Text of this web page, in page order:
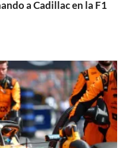
a Cadillac en la F1